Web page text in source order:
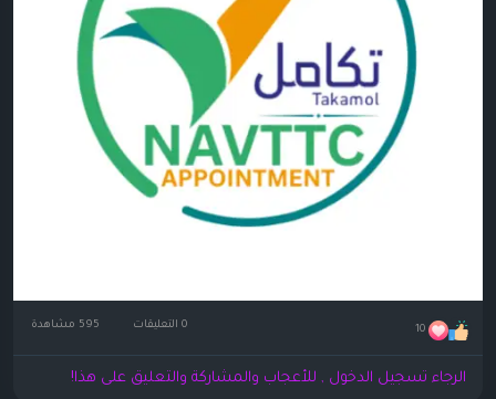
10 0 التعليقات
الرجاء تسجيل الدخول , للأعجاب والمشاركة والتعليق على هذا!